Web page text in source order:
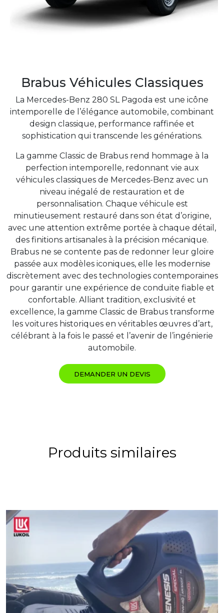
Brabus Véhicules Classiques
La Mercedes-Benz 280 SL Pagoda est une icône
intemporelle de l’élégance automobile, combinant
design classique, performance raffinée et
sophistication qui transcende les générations.
La gamme Classic de Brabus rend hommage à la
perfection intemporelle, redonnant vie aux
véhicules classiques de Mercedes-Benz avec un
niveau inégalé de restauration et de
personnalisation. Chaque véhicule est
minutieusement restauré dans son état d’origine,
avec une attention extrême portée à chaque détail,
des finitions artisanales à la précision mécanique.
Brabus ne se contente pas de redonner leur gloire
passée aux modèles iconiques, elle les modernise
discrètement avec des technologies contemporaines
pour garantir une expérience de conduite fiable et
confortable. Alliant tradition, exclusivité et
excellence, la gamme Classic de Brabus transforme
les voitures historiques en véritables œuvres d’art,
célébrant à la fois le passé et l’avenir de l’ingénierie
automobile.
DEMANDER UN DEVIS
Produits similaires